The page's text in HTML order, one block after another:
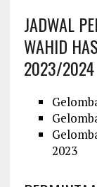
JADWAL
WAHID
2023/2024
2023